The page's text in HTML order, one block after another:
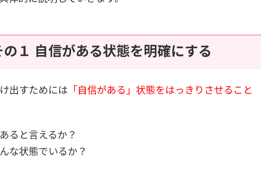
１ 自信がある状態を明確にする
出すためには 「自信がある」状態をはっきりさせること
ると言えるか？
な状態でいるか？